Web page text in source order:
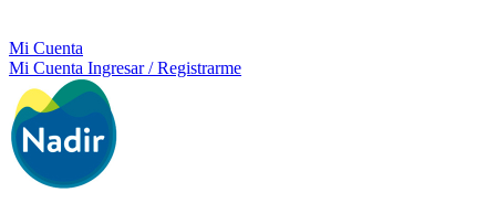
Mi Cuenta
Mi Cuenta Ingresar / Registrarme